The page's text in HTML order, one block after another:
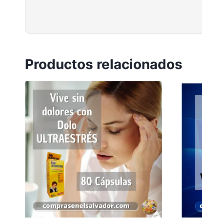
Productos relacionados